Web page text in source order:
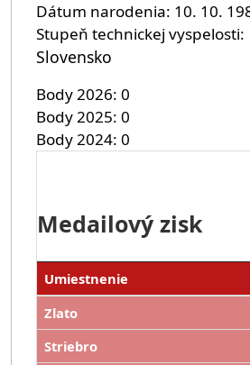
Dátum narodenia 10. 10.
Stupeň technickej vyspelosti
Slovensko
Body 2026 0
Body 2025 0
Body 2024 0
Medailový zisk
Umiestnenie
Zlato
Striebro